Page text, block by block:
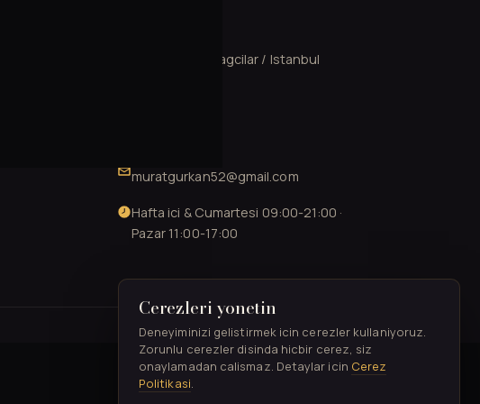
Mahmutbey, Bagcilar / Istanbul
muratgurkan52@gmail.com
Hafta ici & Cumartesi 09:00-21:00 ·
Pazar 11:00-17:00
TASARIM & GELISTIRME
Cerezleri yonetin
Deneyiminizi gelistirmek icin cerezler kullaniyoruz.
Zorunlu cerezler disinda hicbir cerez, siz
onaylamadan calismaz. Detaylar icin Cerez
Politikasi.